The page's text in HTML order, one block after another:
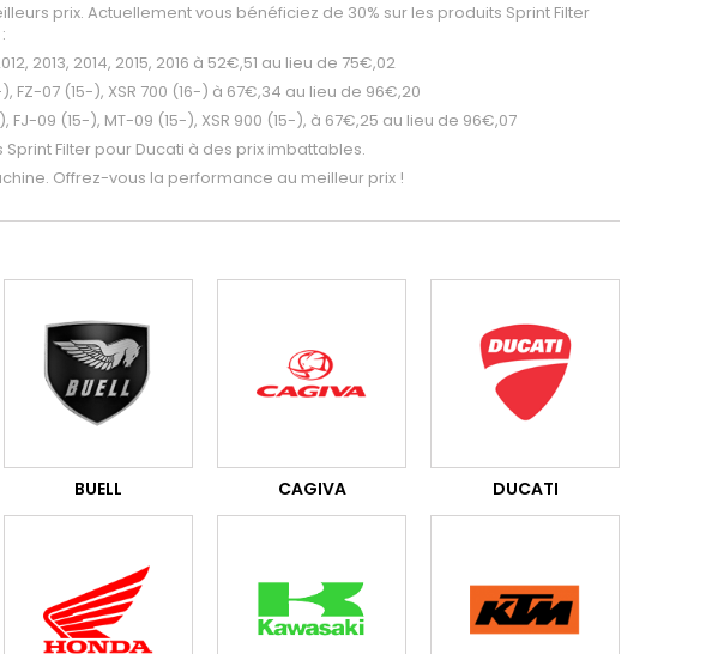
prix. Actuellement vous bénéficiez de 30% sur les produits Sprint Filter
2013, 2014, 2015, 2016 à 52€,51 au lieu de 75€,02
FZ-07 (15-), XSR 700 (16-) à 67€,34 au lieu de 96€,20
FJ-09 (15-), MT-09 (15-), XSR 900 (15-), à 67€,25 au lieu de 96€,07
Filter pour Ducati à des prix imbattables.
Offrez-vous la performance au meilleur prix !
BUELL CAGIVA DUCATI